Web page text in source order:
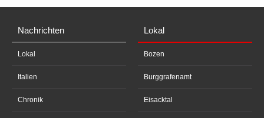
Nachrichten
Lokal
Italien
Chronik
Lokal
Bozen
Burggrafenamt
Eisacktal